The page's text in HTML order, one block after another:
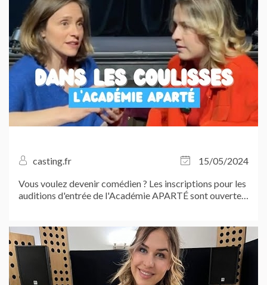
casting.fr
15/05/2024
Vous voulez devenir comédien ? Les inscriptions pour les
auditions d'entrée de l'Académie APARTÉ sont ouvertes